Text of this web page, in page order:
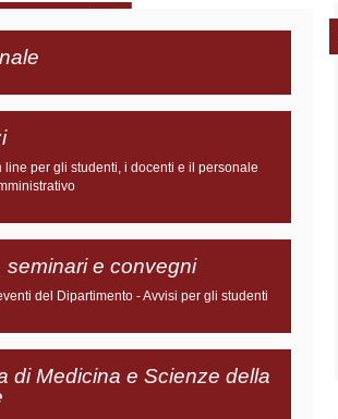
line per gli studenti, i docenti e il personale
seminari e convegni
del Dipartimento - Avvisi per gli studenti
di Medicina e Scienze della